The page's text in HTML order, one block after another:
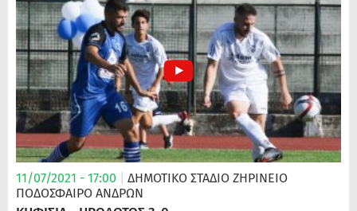
11/07/2021 - 17:00
ΔΗΜΟΤΙΚΟ ΣΤΑΔΙΟ ΖΗΡΙΝΕΙΟ
ΠΟΔΌΣΦΑΙΡΟ ΑΝΔΡΏΝ